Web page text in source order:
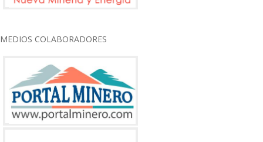
MEDIOS COLABORADORES